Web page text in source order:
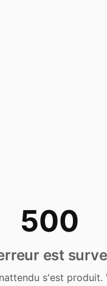
500
est
s'est produit.